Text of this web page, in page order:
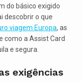
do básico exigido
descobrir o que
viagem Europa, as
como a Assist Card
e segura.
exigências